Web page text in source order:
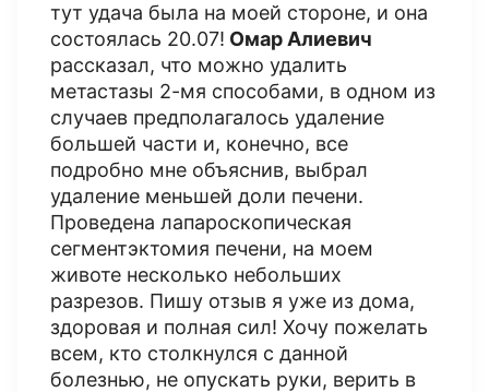
тут удача была на моей стороне, и она
состоялась 20.07! Омар Алиевич
рассказал, что можно удалить
метастазы 2-мя способами, в одном из
случаев предполагалось удаление
большей части и, конечно, все
подробно мне объяснив, выбрал
удаление меньшей доли печени.
Проведена лапароскопическая
сегментэктомия печени, на моем
животе несколько небольших
разрезов. Пишу отзыв я уже из дома,
здоровая и полная сил! Хочу пожелать
всем, кто столкнулся с данной
болезнью, не опускать руки, верить в